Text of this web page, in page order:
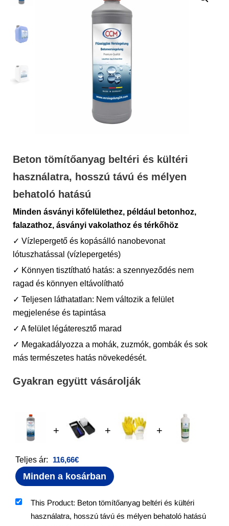
Beton tömítőanyag beltéri és kültéri
használatra, hosszú távú és mélyen
behatoló hatású
Minden ásványi kőfelülethez, például betonhoz,
falazathoz, ásványi vakolathoz és térkőhöz
✓ Vízlepergető és kopásálló nanobevonat
lótuszhatással (vízlepergetés)
✓ Könnyen tisztítható hatás: a szennyeződés nem
ragad és könnyen eltávolítható
✓ Teljesen láthatatlan: Nem változik a felület
megjelenése és tapintása
✓ A felület légáteresztő marad
✓ Megakadályozza a mohák, zuzmók, gombák és sok
más természetes hatás növekedését.
Gyakran együtt vásárolják
+ + +
Teljes ár: 116,66€
Minden a kosárban
This Product: Beton tömítőanyag beltéri és kültéri
használatra, hosszú távú és mélyen behatoló hatású